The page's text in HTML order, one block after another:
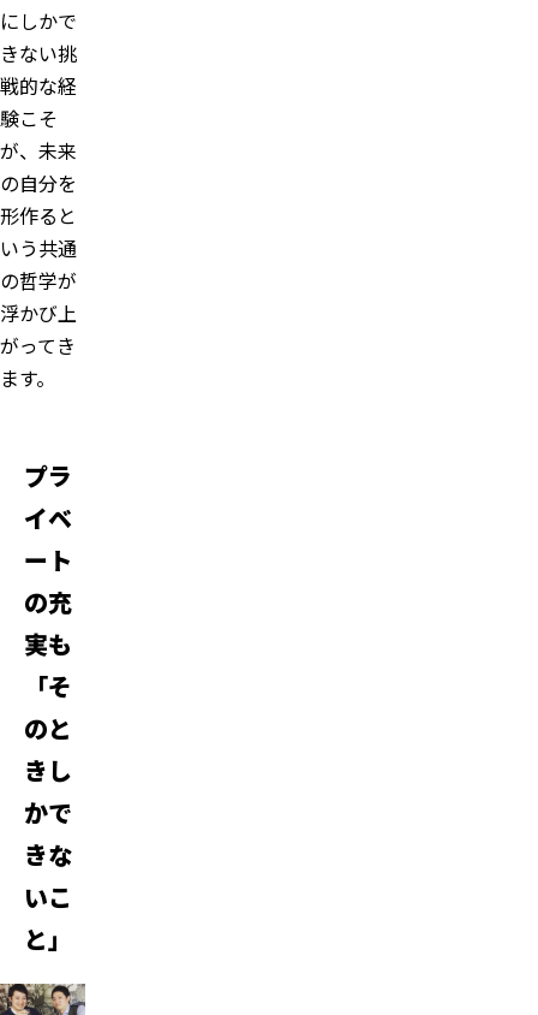
にしかで
きない挑
戦的な経
験こそ
が、未来
の自分を
形作ると
いう共通
の哲学が
浮かび上
がってき
ます。
プラ
イベ
ート
の充
実も
「そ
のと
きし
かで
きな
いこ
と」